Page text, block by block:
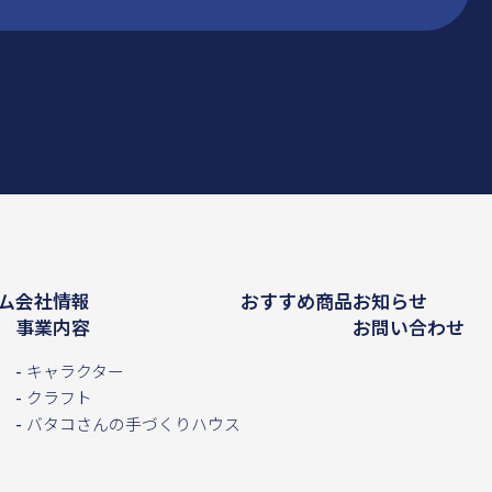
会社情報
事業内容
キャラクター
クラフト
バタコさんの手づくりハウス
おすすめ商品お知らせ
お問い合わせ